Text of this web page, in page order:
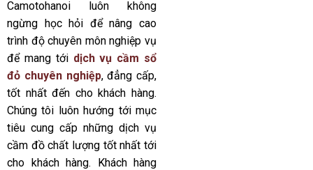
Camotohanoi luôn không
ngừng học hỏi để nâng cao
trình độ chuyên môn nghiệp vụ
để mang tới dịch vụ cầm sổ
đỏ chuyên nghiệp, đẳng cấp,
tốt nhất đến cho khách hàng.
Chúng tôi luôn hướng tới mục
tiêu cung cấp những dịch vụ
cầm đồ chất lượng tốt nhất tới
cho khách hàng. Khách hàng